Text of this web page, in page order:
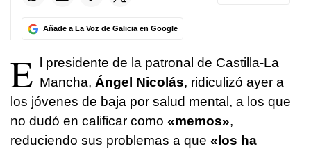
Añade a La Voz de Galicia en Google
E
l presidente de la patronal de Castilla-La
Mancha, Ángel Nicolás, ridiculizó ayer a
los jóvenes de baja por salud mental, a los que
no dudó en calificar como «memos»,
reduciendo sus problemas a que «los ha